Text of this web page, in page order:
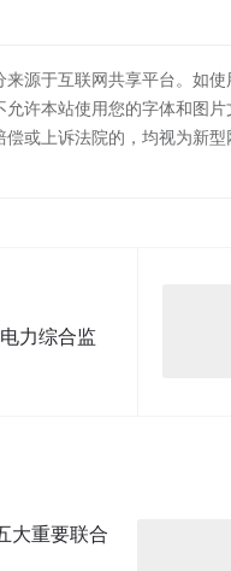
源于互联网共享平台。如
许本站使用您的字体和图
或上诉法院的，均视为新
力综合监
大重要联合